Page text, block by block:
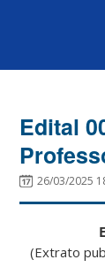
Edital
26/03/2025
(Extrato